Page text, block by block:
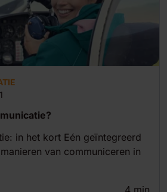
in het kort Eén geïntegreerd
van communiceren in